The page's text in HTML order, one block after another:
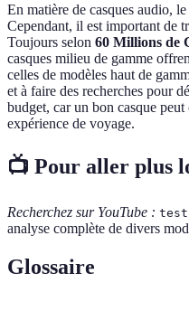
En matière de casques audio,
Cependant, il est important de
Toujours selon 60 Millions de
casques milieu de gamme
celles de modèles haut de
et à faire des recherches pour
budget, car un bon casque
expérience de voyage.
📺 Pour aller plus
Recherchez sur YouTube : test
analyse complète de divers
Glossaire